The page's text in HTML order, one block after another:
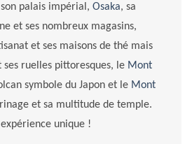
palais impérial, Osaka, sa
et ses nombreux magasins,
et ses maisons de thé mais
ses ruelles pittoresques, le Mont
symbole du Japon et le Mont
et sa multitude de temple.
unique !